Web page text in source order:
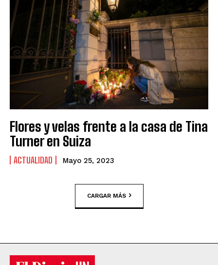
Flores y velas frente a la casa de Tina
Turner en Suiza
ACTUALIDAD Mayo 25, 2023
CARGAR MÁS